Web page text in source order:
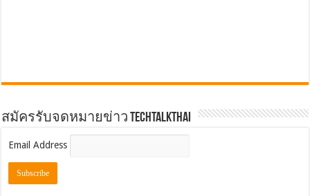
สมัครรับจดหมายข่าว TechTalkThai
Email Address